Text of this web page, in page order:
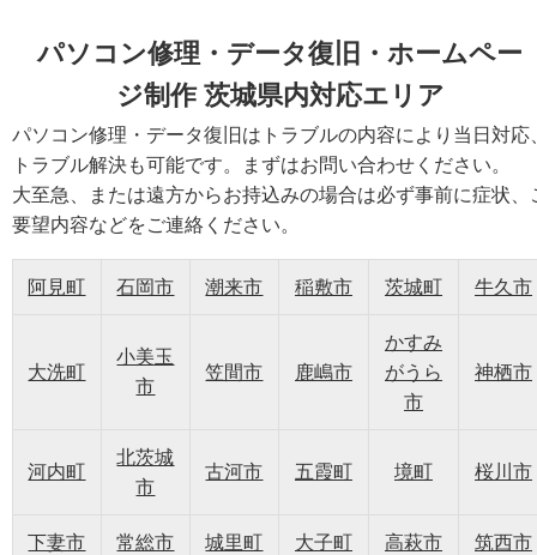
パソコン修理・データ復旧・ホームペー
ジ制作 茨城県内対応エリア
パソコン修理・データ復旧はトラブルの内容により当日対応
トラブル解決も可能です。まずはお問い合わせください。
大至急、または遠方からお持込みの場合は必ず事前に症状、
要望内容などをご連絡ください。
阿見町 石岡市 潮来市 稲敷市 茨城町 牛久市
大洗町
小美玉
市
笠間市 鹿嶋市
かすみ
がうら
市
神栖市
河内町
北茨城
市
古河市 五霞町 境町 桜川市
下妻市 常総市 城里町 大子町 高萩市 筑西市